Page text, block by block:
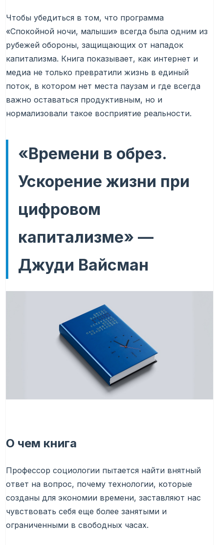
Чтобы убедиться в том, что программа
«Спокойной ночи, малыши» всегда была одним из
рубежей обороны, защищающих от нападок
капитализма. Книга показывает, как интернет и
медиа не только превратили жизнь в единый
поток, в котором нет места паузам и где всегда
важно оставаться продуктивным, но и
нормализовали такое восприятие реальности.
«Времени в обрез.
Ускорение жизни при
цифровом
капитализме» —
Джуди Вайсман
О чем книга
Профессор социологии пытается найти внятный
ответ на вопрос, почему технологии, которые
созданы для экономии времени, заставляют нас
чувствовать себя еще более занятыми и
ограниченными в свободных часах.